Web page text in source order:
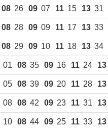
08 26 09 07 11 15 13 31
08 28 09 09 11 17 13 33
08 29 09 10 11 18 13 34
01 08 35 09 16 11 24 13
05 08 39 09 20 11 28 13
08 08 42 09 23 11 31 13
10 08 44 09 25 11 33 13